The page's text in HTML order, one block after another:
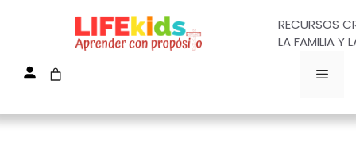
RECURSOS
LA FAMILIA Y